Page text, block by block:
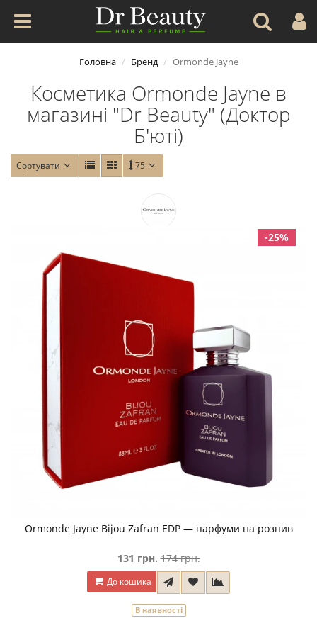
Головна Бренд Ormonde Jayne
Косметика Ormonde Jayne в
магазині "Dr Beauty" (Доктор
Б'юті)
Сортувати 75
-25%
Ormonde Jayne Bijou Zafran EDP — парфуми на розпив
131 грн. 174 грн.
До кошика
В наявності